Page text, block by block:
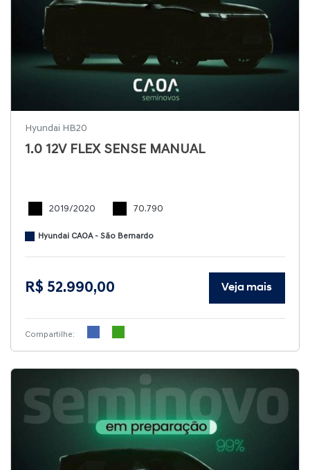
Hyundai HB20
1.0 12V FLEX SENSE MANUAL
2019/2020 70.790
Hyundai CAOA - São Bernardo
R$ 52.990,00 Veja mais
Compartilhe: